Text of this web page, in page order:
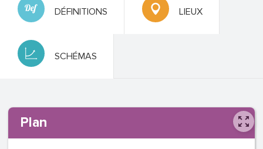
DÉFINITIONS LIEUX
SCHÉMAS
Plan